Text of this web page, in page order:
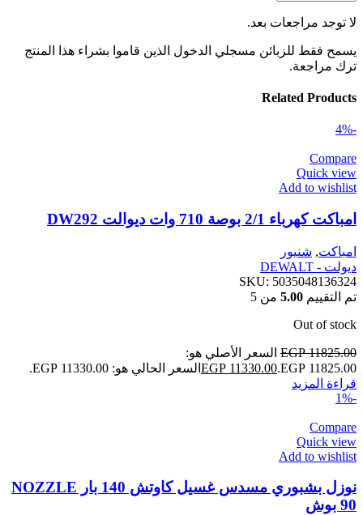
لا توجد مراجعات بعد.
يسمح فقط للزبائن مسجلي الدخول الذين قاموا بشراء هذا المنتج
ترك مراجعة.
Related Products
-4%
Compare
Quick view
Add to wishlist
امباكت كهرباء 2/1 بوصة 710 وات ديوالت DW292
امباكت, شنيور
ديولت - DEWALT
SKU: 5035048136324
تم التقييم 5.00 من 5
Out of stock
EGP11825.00
السعر الأصلي هو:
EGP 11825.00.
EGP 11330.00
السعر الحالي هو: EGP 11330.00.
قراءة المزيد
-1%
Compare
Quick view
Add to wishlist
نوزل بشبوري مسدس غسيل كاوتش 140 بار NOZZLE
90 بوش